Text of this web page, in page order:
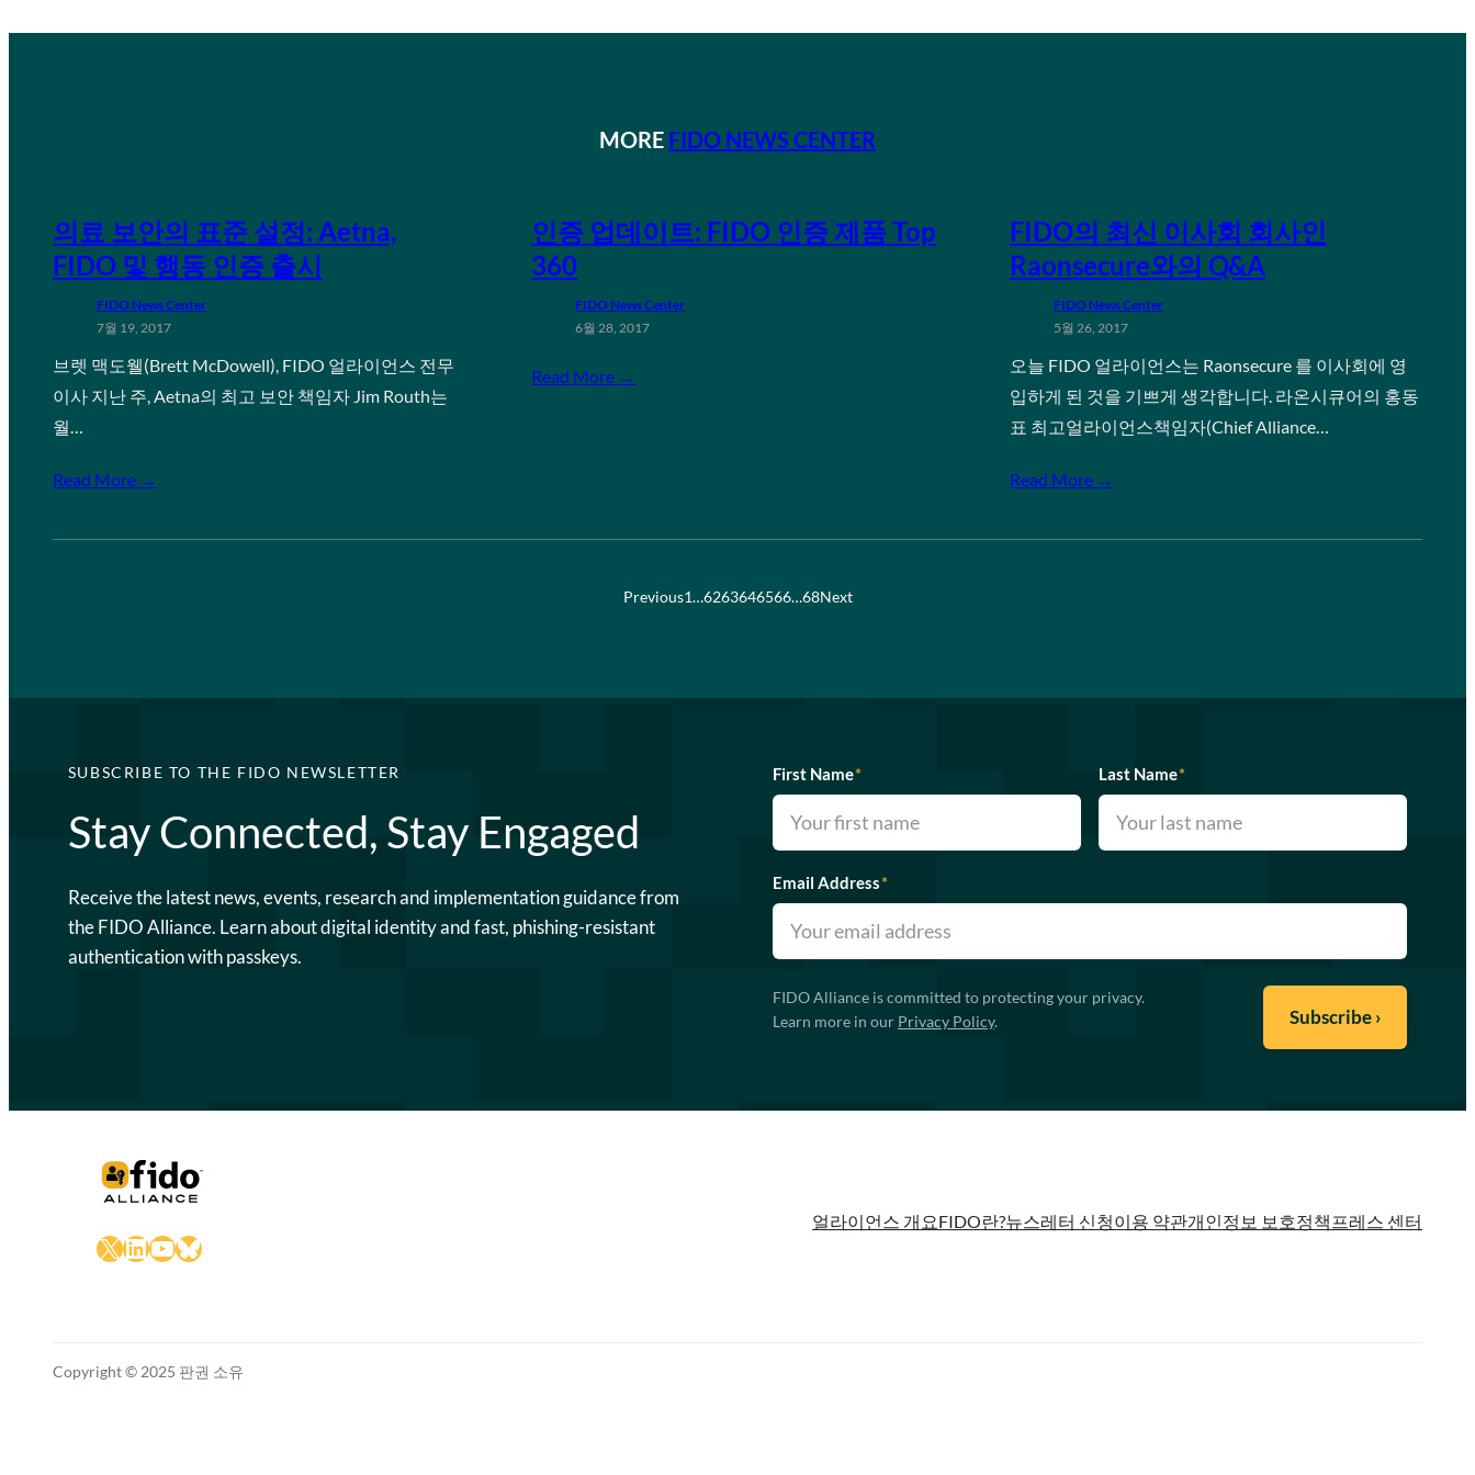
MORE FIDO NEWS CENTER
의료 보안의 표준 설정: Aetna,
FIDO 및 행동 인증 출시
FIDO News Center
7월 19, 2017
브렛 맥도웰(Brett McDowell), FIDO 얼라이언스 전무
이사 지난 주, Aetna의 최고 보안 책임자 Jim Routh는
월…
Read More →
인증 업데이트: FIDO 인증 제품 Top
360
FIDO News Center
6월 28, 2017
Read More →
FIDO의 최신 이사회 회사인
Raonsecure와의 Q&A
FIDO News Center
5월 26, 2017
오늘 FIDO 얼라이언스는 Raonsecure 를 이사회에 영
입하게 된 것을 기쁘게 생각합니다. 라온시큐어의 홍동
표 최고얼라이언스책임자(Chief Alliance…
Read More →
Previous1…6263646566…68Next
SUBSCRIBE TO THE FIDO NEWSLETTER
Stay Connected, Stay Engaged
Receive the latest news, events, research and implementation guidance from
the FIDO Alliance. Learn about digital identity and fast, phishing-resistant
authentication with passkeys.
First Name* Last Name*
Email Address*
FIDO Alliance is committed to protecting your privacy.
Learn more in our Privacy Policy.
X LinkedIn
YouTube
Bluesky
얼라이언스 개요FIDO란?뉴스레터 신청이용 약관개인정보 보호정책 프레스 센터
Copyright © 2025 판권 소유